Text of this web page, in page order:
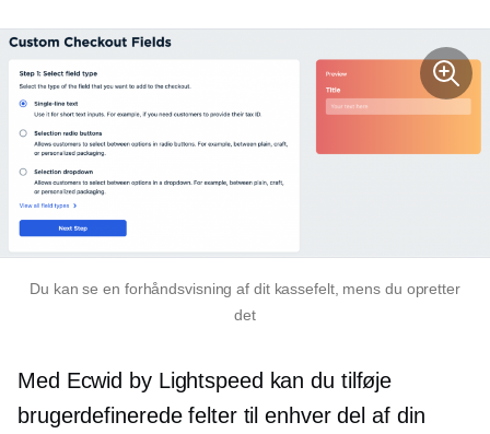
Du kan se en forhåndsvisning af dit kassefelt, mens du opretter
det
Med Ecwid by Lightspeed kan du tilføje
brugerdefinerede felter til enhver del af din